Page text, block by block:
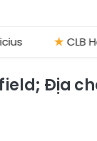
Hải Phòng chọn
Địa